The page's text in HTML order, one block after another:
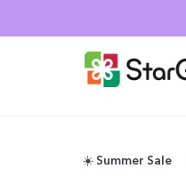
☀️ Summer Sale